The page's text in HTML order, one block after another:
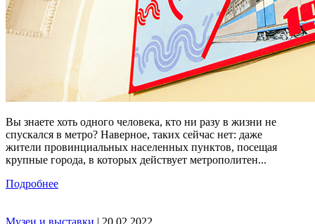
Вы знаете хоть одного человека, кто ни разу в жизни не
спускался в метро? Наверное, таких сейчас нет: даже
жители провинциальных населенных пунктов, посещая
крупные города, в которых действует метрополитен...
Подробнее